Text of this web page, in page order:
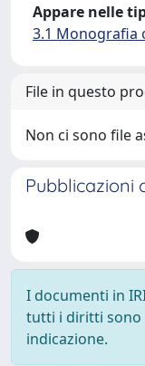
Appare nelle
3.1 Monografia
File in questo
Non ci sono file
Pubblicazioni
I documenti in
tutti i diritti sono
indicazione.